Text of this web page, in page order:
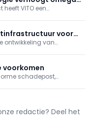
heeft VITO een
voor
ontwikkeling van
voorkomen
schadepost,
preventie en
redactie? Deel het